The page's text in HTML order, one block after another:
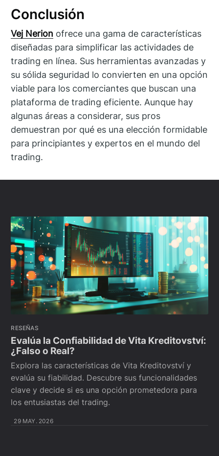
Conclusión
Vej Nerion ofrece una gama de características
diseñadas para simplificar las actividades de
trading en línea. Sus herramientas avanzadas y
su sólida seguridad lo convierten en una opción
viable para los comerciantes que buscan una
plataforma de trading eficiente. Aunque hay
algunas áreas a considerar, sus pros
demuestran por qué es una elección formidable
para principiantes y expertos en el mundo del
trading.
RESEÑAS
Evalúa la Confiabilidad de Vita Kreditovství:
¿Falso o Real?
Explora las características de Vita Kreditovství y
evalúa su fiabilidad. Descubre sus funcionalidades
clave y decide si es una opción prometedora para
los entusiastas del trading.
29 MAY. 2026